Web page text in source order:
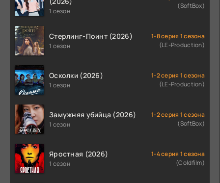
1 сезон
(SoftBox)
Стерлинг-Поинт (2026)
1 сезон
1-8 серия 1 сезона
(LE-Production)
Осколки (2026)
1 сезон
1-2 серия 1 сезона
(LE-Production)
Замужняя убийца (2026)
1 сезон
1-2 серия 1 сезона
(SoftBox)
Яростная (2026)
1 сезон
1-4 серия 1 сезона
(Coldfilm)